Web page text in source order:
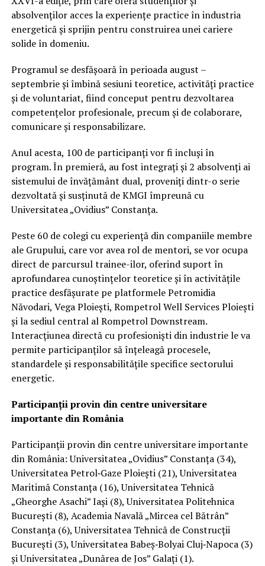
absolvenților acces la experiențe practice în industria
energetică și sprijin pentru construirea unei cariere
solide în domeniu.
Programul se desfășoară în perioada august –
septembrie și îmbină sesiuni teoretice, activități practice
și de voluntariat, fiind conceput pentru dezvoltarea
competențelor profesionale, precum și de colaborare,
comunicare și responsabilizare.
Anul acesta, 100 de participanți vor fi incluși în
program. În premieră, au fost integrați și 2 absolvenți ai
sistemului de învățământ dual, proveniți dintr-o serie
dezvoltată și susținută de KMGI împreună cu
Universitatea „Ovidius” Constanța.
Peste 60 de colegi cu experiență din companiile membre
ale Grupului, care vor avea rol de mentori, se vor ocupa
direct de parcursul trainee-ilor, oferind suport în
aprofundarea cunoștințelor teoretice și în activitățile
practice desfășurate pe platformele Petromidia
Năvodari, Vega Ploiești, Rompetrol Well Services Ploiești
și la sediul central al Rompetrol Downstream.
Interacțiunea directă cu profesioniști din industrie le va
permite participanților să înțeleagă procesele,
standardele și responsabilitățile specifice sectorului
energetic.
Participanții provin din centre universitare
importante din România
Participanții provin din centre universitare importante
din România: Universitatea „Ovidius” Constanța (34),
Universitatea Petrol‑Gaze Ploiești (21), Universitatea
Maritimă Constanța (16), Universitatea Tehnică
„Gheorghe Asachi” Iași (8), Universitatea Politehnica
București (8), Academia Navală „Mircea cel Bătrân”
Constanța (6), Universitatea Tehnică de Construcții
București (3), Universitatea Babeș‑Bolyai Cluj‑Napoca (3)
și Universitatea „Dunărea de Jos” Galați (1).